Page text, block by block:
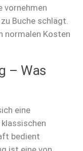
vornehmen
Buche schlägt.
normalen Kosten
– Was
eine
bedient